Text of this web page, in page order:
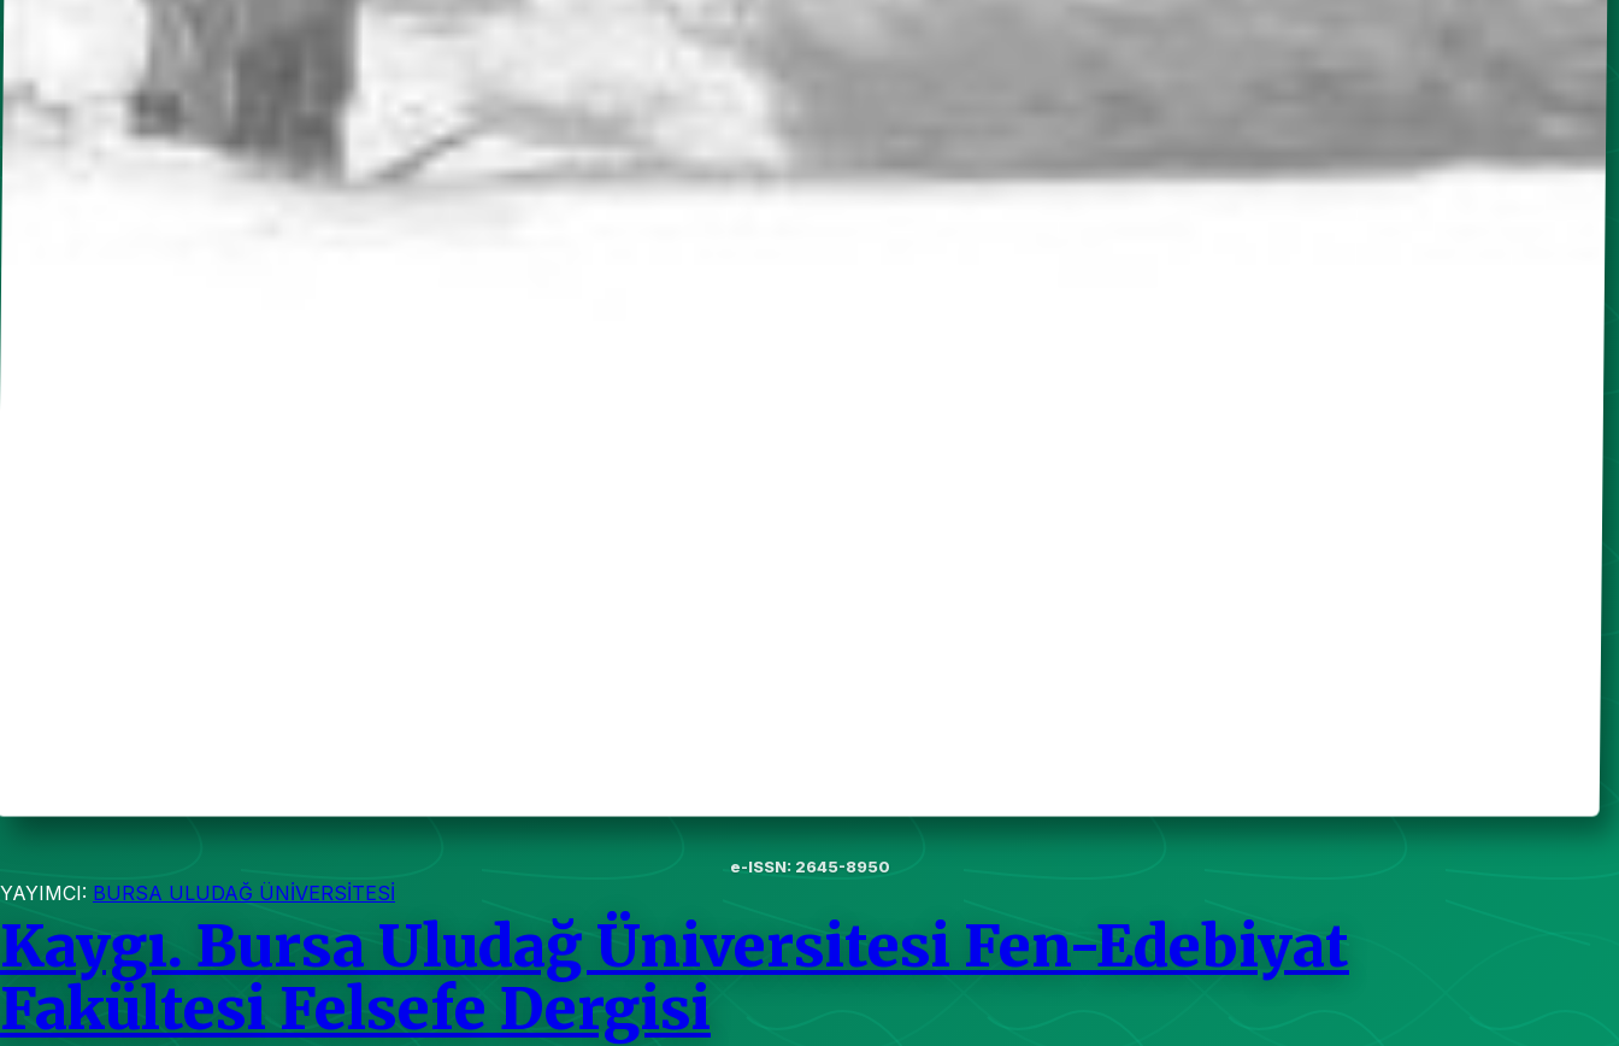
e-ISSN: 2645-8950
YAYIMCI: BURSA ULUDAĞ ÜNİVERSİTESİ
Kaygı. Bursa Uludağ Üniversitesi Fen-Edebiyat
Fakültesi Felsefe Dergisi